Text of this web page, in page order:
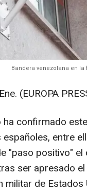
Bandera venezolana en
(EUROPA
ha confirmado
entre
"paso positivo"
ser apresado
militar de